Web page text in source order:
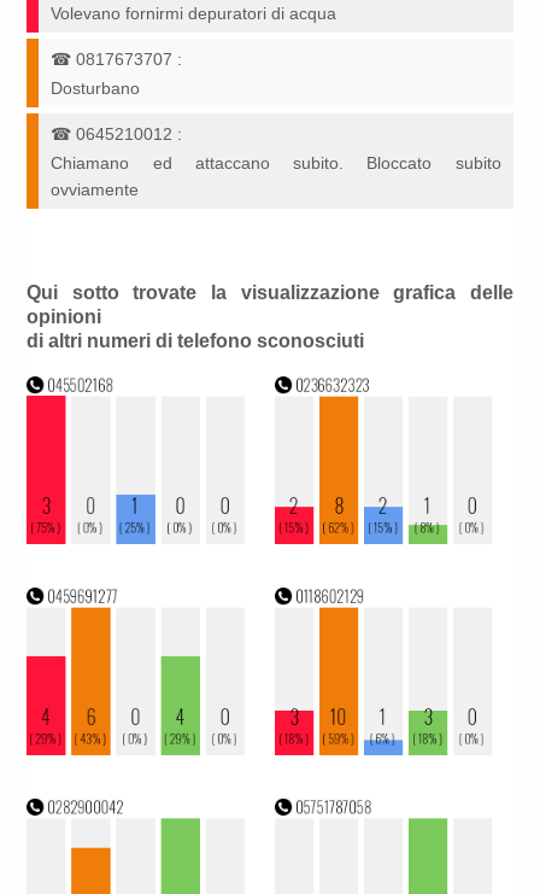
Volevano fornirmi depuratori di acqua
☎0817673707 :
Dosturbano
☎0645210012 :
Chiamano ed attaccano subito. Bloccato subito
ovviamente
Qui sotto trovate la visualizzazione grafica delle
opinioni
di altri numeri di telefono sconosciuti